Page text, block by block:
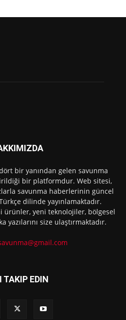
bir yanından gelen savunma
bir platformdur. Web sitesi,
savunma haberlerinin güncel
dilinde yayınlamaktadır.
ürünler, yeni teknolojiler, bölgesel
yazılarını size ulaştırmaktadır.
TAKIP EDIN